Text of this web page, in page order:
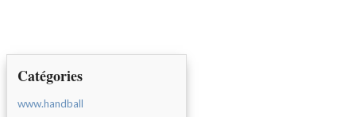
Catégories
www.handball